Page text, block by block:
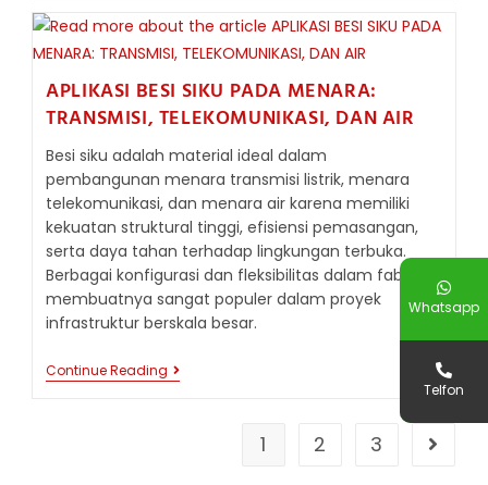
DALAM
MEJA
TROLI,
DAN
PERLENGKAPAN
BENGKEL
APLIKASI BESI SIKU PADA MENARA:
TRANSMISI, TELEKOMUNIKASI, DAN AIR
Besi siku adalah material ideal dalam
pembangunan menara transmisi listrik, menara
telekomunikasi, dan menara air karena memiliki
kekuatan struktural tinggi, efisiensi pemasangan,
serta daya tahan terhadap lingkungan terbuka.
Berbagai konfigurasi dan fleksibilitas dalam fabrikasi
membuatnya sangat populer dalam proyek
infrastruktur berskala besar.
Continue Reading APLIKASI
BESI
1 2 3 Go to
Whatsapp
Telfon